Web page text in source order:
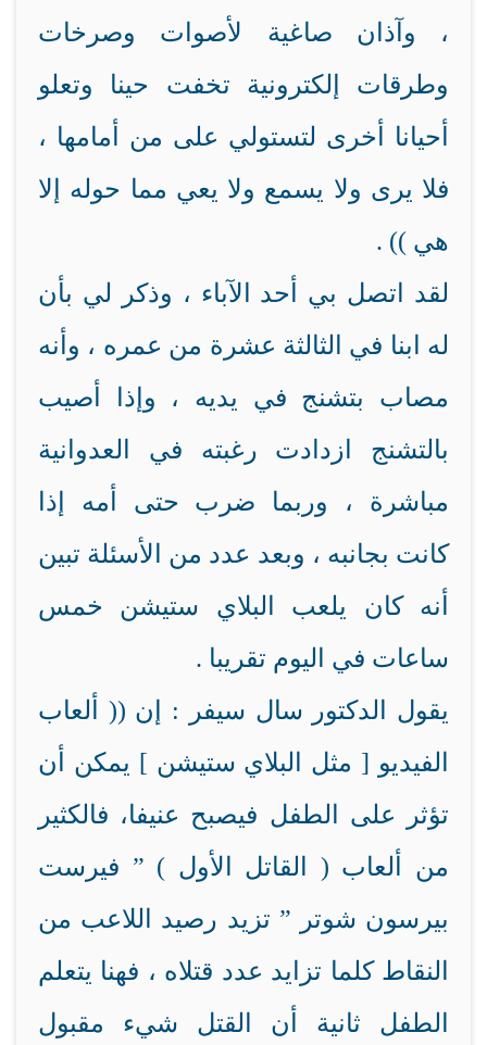
، وآذان صاغية لأصوات وصرخات
وطرقات إلكترونية تخفت حينا وتعلو
أحيانا أخرى لتستولي على من أمامها ،
فلا يرى ولا يسمع ولا يعي مما حوله إلا
هي )) .
لقد اتصل بي أحد الآباء ، وذكر لي بأن
له ابنا في الثالثة عشرة من عمره ، وأنه
مصاب بتشنج في يديه ، وإذا أصيب
بالتشنج ازدادت رغبته في العدوانية
مباشرة ، وربما ضرب حتى أمه إذا
كانت بجانبه ، وبعد عدد من الأسئلة تبين
أنه كان يلعب البلاي ستيشن خمس
ساعات في اليوم تقريبا .
يقول الدكتور سال سيفر : إن (( ألعاب
الفيديو [ مثل البلاي ستيشن ] يمكن أن
تؤثر على الطفل فيصبح عنيفا، فالكثير
من ألعاب ( القاتل الأول ) ” فيرست
بيرسون شوتر ” تزيد رصيد اللاعب من
النقاط كلما تزايد عدد قتلاه ، فهنا يتعلم
الطفل ثانية أن القتل شيء مقبول